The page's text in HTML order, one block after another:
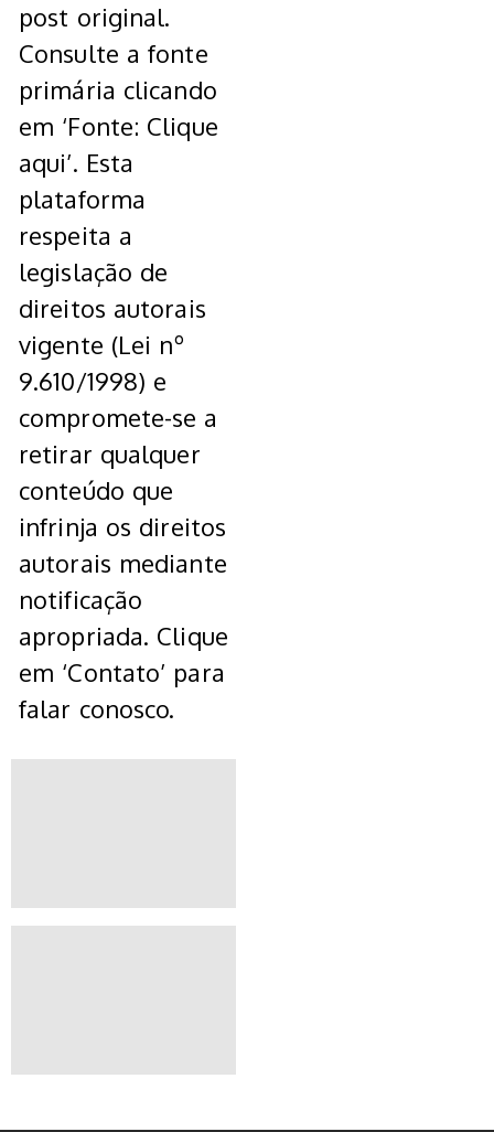
post original.
Consulte a fonte
primária clicando
em ‘Fonte: Clique
aqui’. Esta
plataforma
respeita a
legislação de
direitos autorais
vigente (Lei nº
9.610/1998) e
compromete-se a
retirar qualquer
conteúdo que
infrinja os direitos
autorais mediante
notificação
apropriada. Clique
em ‘Contato’ para
falar conosco.